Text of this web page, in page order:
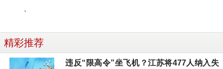
、
精彩推荐
违反“限高令”坐飞机？江苏将477人纳入失